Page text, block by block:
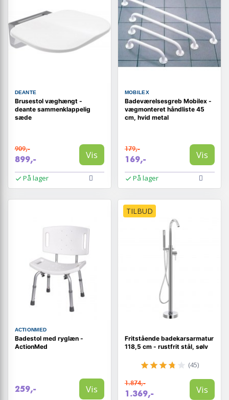
DEANTE
Brusestol væghængt -
deante sammenklappelig
sæde
909,-
899,- Vis
På lager
MOBILEX
Badeværelsesgreb Mobilex -
vægmonteret håndliste 45
cm, hvid metal
179,-
169,- Vis
På lager
ACTIONMED
Badestol med ryglæn -
ActionMed
259,- Vis
TILBUD
Fritstående badekarsarmatur
118,5 cm - rustfrit stål, sølv
(45)
1.874,-
1.369,- Vis